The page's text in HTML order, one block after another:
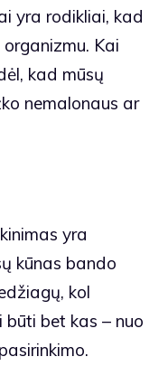
yra rodikliai, kad
Kai
kad mūsų
nemalonaus ar
yra
kūnas bando
kol
bet kas – nuo